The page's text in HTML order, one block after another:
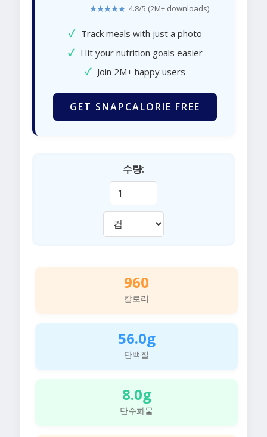
★★★★★ 4.8/5 (2M+ downloads)
✓ Track meals with just a photo
✓ Hit your nutrition goals easier
✓ Join 2M+ happy users
GET SNAPCALORIE FREE
수량:
960
칼로리
56.0g
단백질
8.0g
탄수화물